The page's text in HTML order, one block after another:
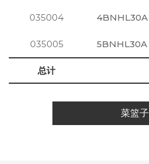
035004 4BNHL30A
035005 5BNHL30A
总计
菜篮子